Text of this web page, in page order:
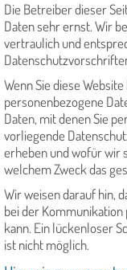
Die Betreiber dieser
Daten sehr ernst. Wir
vertraulich und
Wenn Sie diese
personenbezogene
Daten, mit denen Sie
vorliegende
erheben und wofür wir
welchem Zweck das
Wir weisen darauf hin,
bei der
kann. Ein lückenloser
ist nicht möglich.